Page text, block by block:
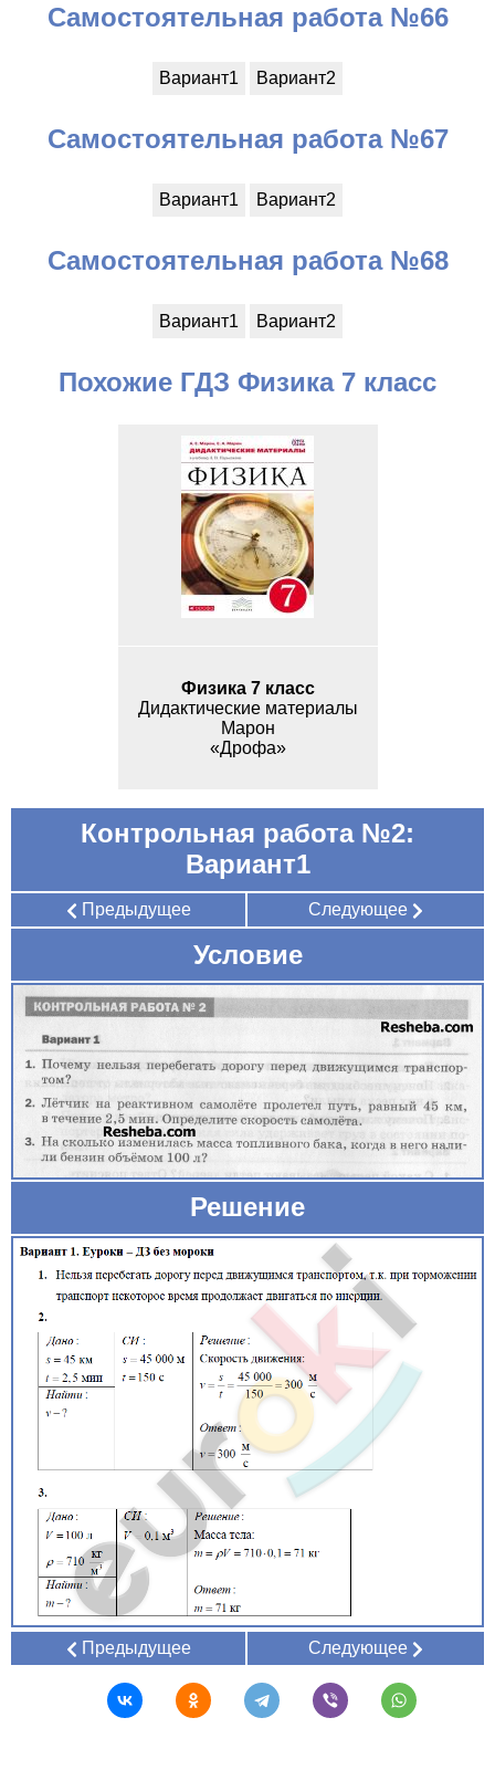
Самостоятельная работа №66
Вариант1 Вариант2
Самостоятельная работа №67
Вариант1 Вариант2
Самостоятельная работа №68
Вариант1 Вариант2
Похожие ГДЗ Физика 7 класс
Физика 7 класс
Дидактические материалы
Марон
«Дрофа»
Контрольная работа №2:
Вариант1
Предыдущее Следующее
Условие
Решение
Предыдущее Следующее